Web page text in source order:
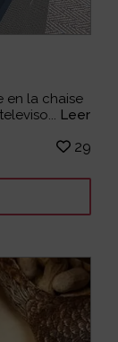
en la chaise
Leer
29